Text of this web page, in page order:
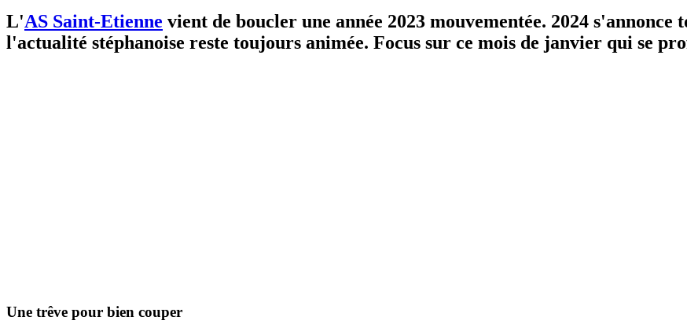
L'AS Saint-Etienne vient de boucler une année 2023 mouvementée. 2024
l'actualité stéphanoise reste toujours animée. Focus sur ce mois de janvier qui se
Une trêve pour bien couper